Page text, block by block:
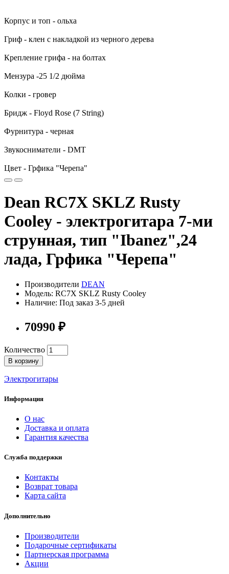
Корпус и топ - ольха
Гриф - клен с накладкой из черного дерева
Крепление грифа - на болтах
Мензура -25 1/2 дюйма
Колки - гровер
Бридж - Floyd Rose (7 String)
Фурнитура - черная
Звукосниматели - DMT
Цвет - Грфика "Черепа"
Dean RC7X SKLZ Rusty
Cooley - электрогитара 7-ми
струнная, тип "Ibanez",24
лада, Грфика "Черепа"
Производители DEAN
Модель: RC7X SKLZ Rusty Cooley
Наличие: Под заказ 3-5 дней
70990 ₽
Количество
В корзину
Электрогитары
Информация
О нас
Доставка и оплата
Гарантия качества
Служба поддержки
Контакты
Возврат товара
Карта сайта
Дополнительно
Производители
Подарочные сертификаты
Партнерская программа
Акции